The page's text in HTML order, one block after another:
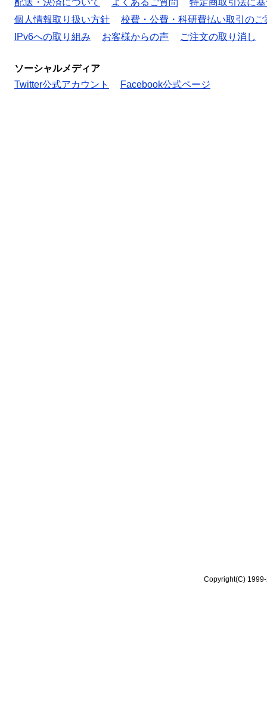
個人情報取り扱い方針
校費・公費・科研費払い取引のご
IPv6への取り組み
お客様からの声 ご注文の取り消し
ソーシャルメディア
Twitter公式アカウント
Facebook公式ページ
Copyright(C)